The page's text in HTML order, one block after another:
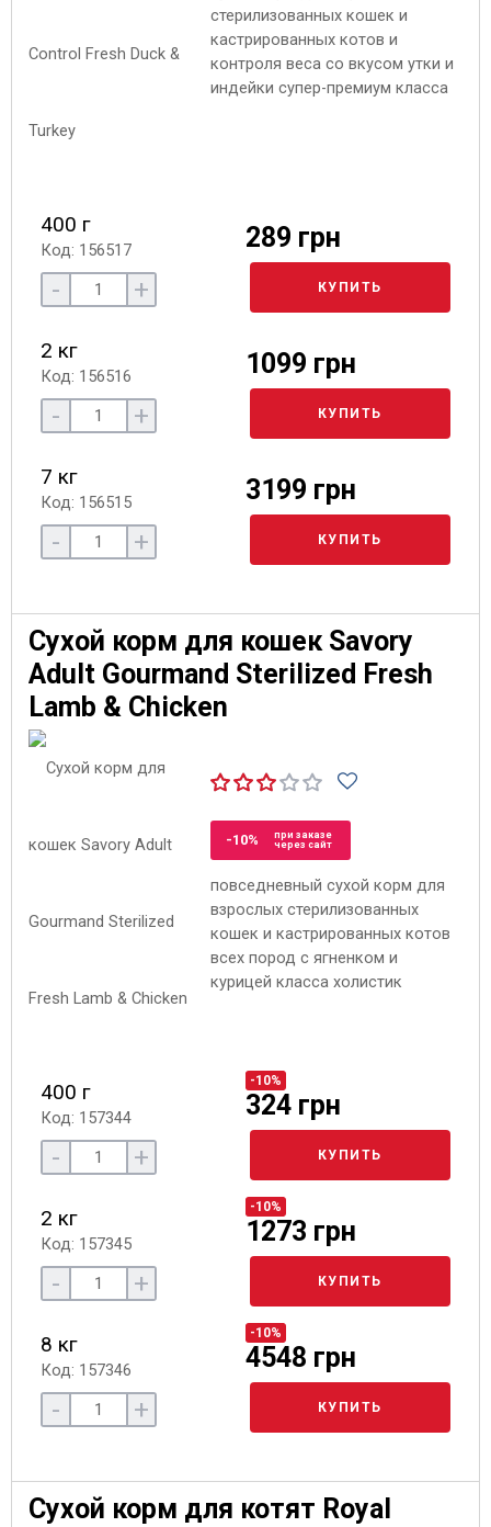
стерилизованных кошек и
кастрированных котов и
контроля веса со вкусом утки и
индейки супер-премиум класса
400 г
Код: 156517 289 грн
- + КУПИТЬ
2 кг
Код: 156516 1099 грн
- + КУПИТЬ
7 кг
Код: 156515 3199 грн
- + КУПИТЬ
Сухой корм для кошек Savory
Adult Gourmand Sterilized Fresh
Lamb & Chicken
-10%
при заказе
через сайт
повседневный сухой корм для
взрослых стерилизованных
кошек и кастрированных котов
всех пород с ягненком и
курицей класса холистик
400 г
Код: 157344
-10%
324 грн
- + КУПИТЬ
2 кг
Код: 157345
-10%
1273 грн
- + КУПИТЬ
8 кг
Код: 157346
-10%
4548 грн
- + КУПИТЬ
Сухой корм для котят Royal